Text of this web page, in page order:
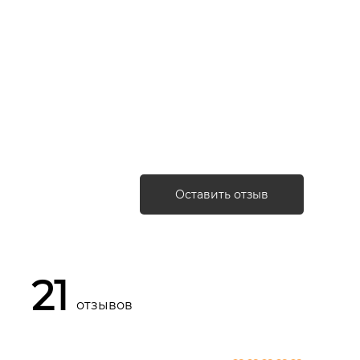
Оставить отзыв
21 отзывов